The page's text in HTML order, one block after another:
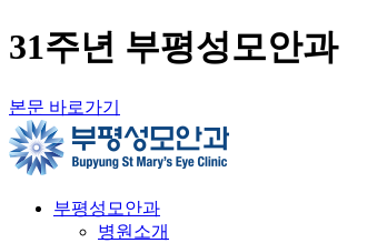
31주년 부평성모안과
본문 바로가기
부평성모안과
병원소개